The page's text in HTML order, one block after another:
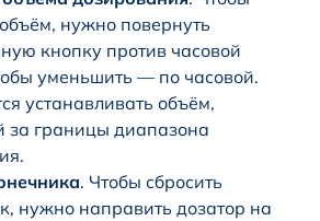
нужно повернуть
кнопку против часовой
уменьшить — по часовой.
устанавливать объём,
за границы диапазона
. Чтобы сбросить
нужно направить дозатор на